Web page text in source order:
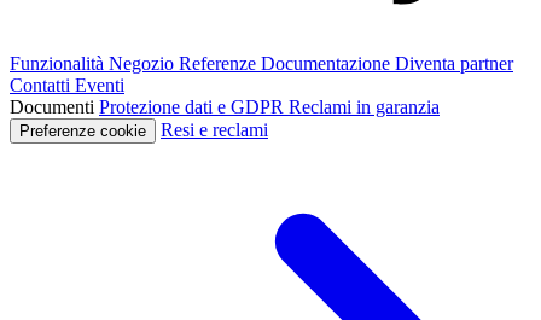
Funzionalità Negozio Referenze Documentazione Diventa partner
Contatti Eventi
Documenti Protezione dati e GDPR Reclami in garanzia
Preferenze cookie Resi e reclami